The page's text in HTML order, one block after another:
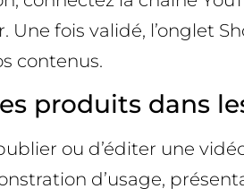
Une fois validé, l’onglet
contenus.
produits dans
ou d’éditer une
d’usage,